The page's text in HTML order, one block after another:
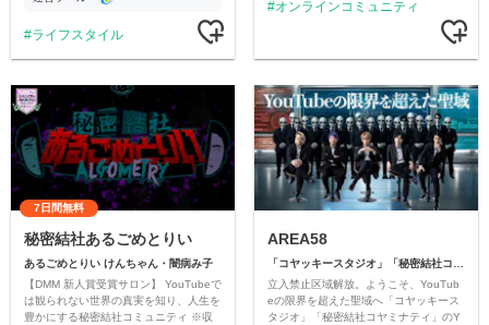
ライフスタイル
オンラインコミュニティ
7日間無料
秘密結社あるごめとりい
あるごめとりい けんちゃん・闇病み子
【DMM 新人賞受賞サロン】 YouTubeで
は観られない世界の真実を知り、人生を
豊かにする秘密結社コミュニティ ※収
AREA58
立入禁止区域解放。ようこそ、YouTub
eの限界を超えた聖域へ「コヤッキース
タジオ」「秘密結社コヤミナティ」のY